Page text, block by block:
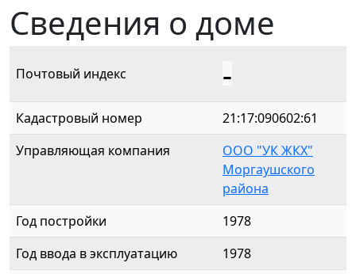
Сведения о доме
Почтовый индекс -
Кадастровый номер
21:17:090602:61
Управляющая компания
ООО "УК ЖКХ"
Моргаушского
района
Год постройки
1978
Год ввода в эксплуатацию
1978